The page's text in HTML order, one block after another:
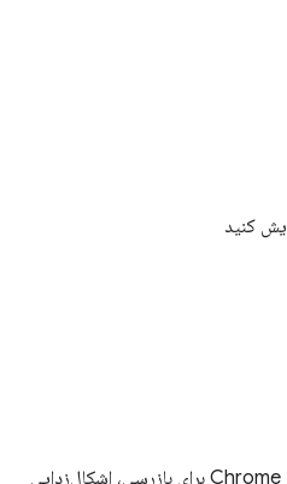
کنید
در Chrome DevTools برای بازرسی، اشکال‌زدایی